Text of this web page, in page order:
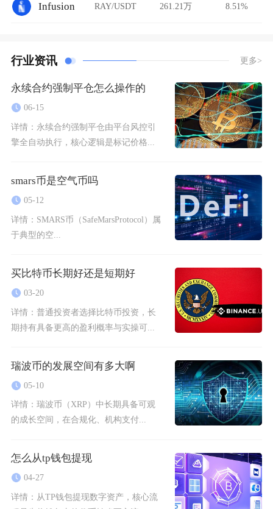
Infusion RAY/USDT 261.21万 8.51%
行业资讯 更多>
永续合约强制平仓怎么操作的
06-15
详情： 永续合约强制平仓由平台风控引
擎全自动执行，核心逻辑是标记价格...
smars币是空气币吗
05-12
详情： SMARS币（SafeMarsProtocol）属
于典型的空...
买比特币长期好还是短期好
03-20
详情： 普通投资者选择比特币投资，长
期持有具备更高的盈利概率与实操可...
瑞波币的发展空间有多大啊
05-10
详情： 瑞波币（XRP）中长期具备可观
的成长空间，在合规化、机构支付...
怎么从tp钱包提现
04-27
详情： 从TP钱包提现数字资产，核心流